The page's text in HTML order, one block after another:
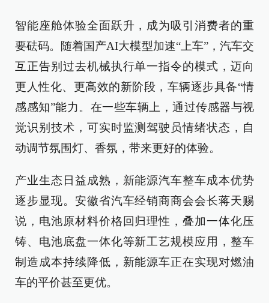
智能座舱体验全面跃升，成为吸引消费者的重
要砝码。随着国产AI大模型加速“上车”，汽车交
互正告别过去机械执行单一指令的模式，迈向
更人性化、更高效的新阶段，车辆逐步具备“情
感感知”能力。在一些车辆上，通过传感器与视
觉识别技术，可实时监测驾驶员情绪状态，自
动调节氛围灯、香氛，带来更好的体验。
产业生态日益成熟，新能源汽车整车成本优势
逐步显现。安徽省汽车经销商商会会长蒋天赐
说，电池原材料价格回归理性，叠加一体化压
铸、电池底盘一体化等新工艺规模应用，整车
制造成本持续降低，新能源车正在实现对燃油
车的平价甚至更优。